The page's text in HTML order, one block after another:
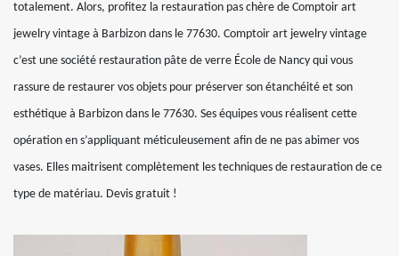
totalement. Alors, profitez la restauration pas chère de Comptoir art
jewelry vintage à Barbizon dans le 77630. Comptoir art jewelry vintage
c’est une société restauration pâte de verre École de Nancy qui vous
rassure de restaurer vos objets pour préserver son étanchéité et son
esthétique à Barbizon dans le 77630. Ses équipes vous réalisent cette
opération en s’appliquant méticuleusement afin de ne pas abimer vos
vases. Elles maitrisent complètement les techniques de restauration de ce
type de matériau. Devis gratuit !